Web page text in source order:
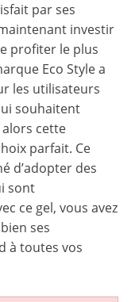
par ses
investir
profiter le plus
Eco Style a
les utilisateurs
souhaitent
alors cette
parfait. Ce
d’adopter des
sont
ce gel, vous avez
ses
à toutes vos